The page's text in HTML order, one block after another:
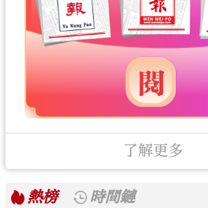
了解更多
熱榜
時間鏈